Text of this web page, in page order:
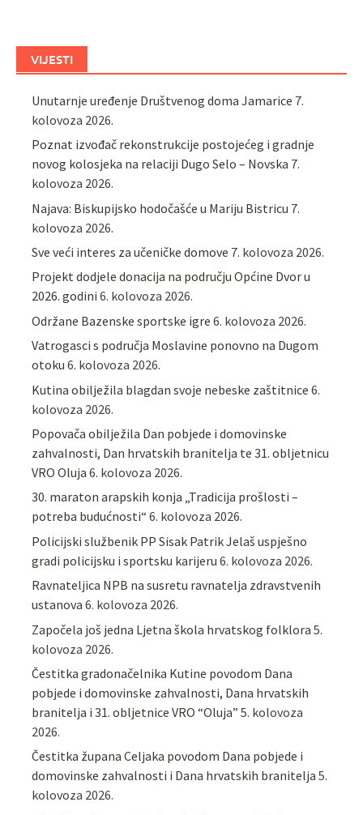
VIJESTI
Unutarnje uređenje Društvenog doma Jamarice 7.
kolovoza 2026.
Poznat izvođač rekonstrukcije postojećeg i gradnje
novog kolosjeka na relaciji Dugo Selo – Novska 7.
kolovoza 2026.
Najava: Biskupijsko hodočašće u Mariju Bistricu 7.
kolovoza 2026.
Sve veći interes za učeničke domove 7. kolovoza 2026.
Projekt dodjele donacija na području Općine Dvor u
2026. godini 6. kolovoza 2026.
Održane Bazenske sportske igre 6. kolovoza 2026.
Vatrogasci s područja Moslavine ponovno na Dugom
otoku 6. kolovoza 2026.
Kutina obilježila blagdan svoje nebeske zaštitnice 6.
kolovoza 2026.
Popovača obilježila Dan pobjede i domovinske
zahvalnosti, Dan hrvatskih branitelja te 31. obljetnicu
VRO Oluja 6. kolovoza 2026.
30. maraton arapskih konja „Tradicija prošlosti –
potreba budućnosti“ 6. kolovoza 2026.
Policijski službenik PP Sisak Patrik Jelaš uspješno
gradi policijsku i sportsku karijeru 6. kolovoza 2026.
Ravnateljica NPB na susretu ravnatelja zdravstvenih
ustanova 6. kolovoza 2026.
Započela još jedna Ljetna škola hrvatskog folklora 5.
kolovoza 2026.
Čestitka gradonačelnika Kutine povodom Dana
pobjede i domovinske zahvalnosti, Dana hrvatskih
branitelja i 31. obljetnice VRO “Oluja” 5. kolovoza
2026.
Čestitka župana Celjaka povodom Dana pobjede i
domovinske zahvalnosti i Dana hrvatskih branitelja 5.
kolovoza 2026.